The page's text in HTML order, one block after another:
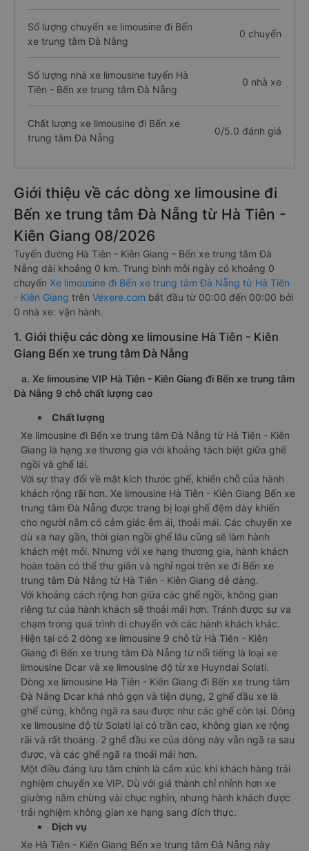
Số lượng chuyến xe limousine đi Bến
xe trung tâm Đà Nẵng
0 chuyến
Số lượng nhà xe limousine tuyến Hà
Tiên - Bến xe trung tâm Đà Nẵng
0 nhà xe
Chất lượng xe limousine đi Bến xe
trung tâm Đà Nẵng
0/5.0 đánh giá
Giới thiệu về các dòng xe limousine đi
Bến xe trung tâm Đà Nẵng từ Hà Tiên -
Kiên Giang 08/2026
Tuyến đường Hà Tiên - Kiên Giang - Bến xe trung tâm Đà
Nẵng dài khoảng 0 km. Trung bình mỗi ngày có khoảng 0
chuyến Xe limousine đi Bến xe trung tâm Đà Nẵng từ Hà Tiên
- Kiên Giang trên Vexere.com bắt đầu từ 00:00 đến 00:00 bởi
0 nhà xe: vận hành.
1. Giới thiệu các dòng xe limousine Hà Tiên - Kiên
Giang Bến xe trung tâm Đà Nẵng
a. Xe limousine VIP Hà Tiên - Kiên Giang đi Bến xe trung tâm
Đà Nẵng 9 chỗ chất lượng cao
Chất lượng
Xe limousine đi Bến xe trung tâm Đà Nẵng từ Hà Tiên - Kiên
Giang là hạng xe thương gia với khoảng tách biệt giữa ghế
ngồi và ghế lái.
Với sự thay đổi về mặt kích thước ghế, khiến chỗ của hành
khách rộng rãi hơn. Xe limousine Hà Tiên - Kiên Giang Bến xe
trung tâm Đà Nẵng được trang bị loại ghế đệm dày khiến
cho người nằm có cảm giác êm ái, thoải mái. Các chuyến xe
dù xa hay gần, thời gian ngồi ghế lâu cũng sẽ làm hành
khách mệt mỏi. Nhưng với xe hạng thương gia, hành khách
hoàn toàn có thể thư giãn và nghỉ ngơi trên xe đi Bến xe
trung tâm Đà Nẵng từ Hà Tiên - Kiên Giang dễ dàng.
Với khoảng cách rộng hơn giữa các ghế ngồi, không gian
riêng tư của hành khách sẽ thoải mái hơn. Tránh được sự va
chạm trong quá trình di chuyển với các hành khách khác.
Hiện tại có 2 dòng xe limousine 9 chỗ từ Hà Tiên - Kiên
Giang đi Bến xe trung tâm Đà Nẵng từ nổi tiếng là loại xe
limousine Dcar và xe limousine độ từ xe Huyndai Solati.
Dòng xe limousine Hà Tiên - Kiên Giang đi Bến xe trung tâm
Đà Nẵng Dcar khá nhỏ gọn và tiện dụng, 2 ghế đầu xe là
ghế cứng, không ngã ra sau được như các ghế còn lại. Dòng
xe limousine độ từ Solati lại có trần cao, không gian xe rộng
rãi và rất thoáng. 2 ghế đầu xe của dòng này vẫn ngã ra sau
được, và các ghế ngã ra thoải mái hơn.
Một điều đáng lưu tâm chính là cảm xúc khi khách hàng trải
nghiệm chuyến xe VIP. Dù với giá thành chỉ nhỉnh hơn xe
giường nằm chừng vài chục nghìn, nhưng hành khách được
trải nghiệm không gian xe hạng sang đích thực.
Dịch vụ
Xe Hà Tiên - Kiên Giang Bến xe trung tâm Đà Nẵng này